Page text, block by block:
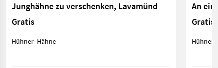
Junghähne zu verschenken, Lavamünd
Gratis
Hühner- Hähne
An
Gratis
Hühner-